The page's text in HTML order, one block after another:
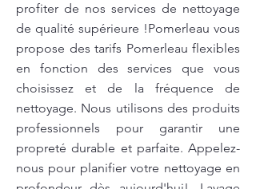
profiter de nos services de nettoyage
de qualité supérieure !Pomerleau vous
propose des tarifs Pomerleau flexibles
en fonction des services que vous
choisissez et de la fréquence de
nettoyage. Nous utilisons des produits
professionnels pour garantir une
propreté durable et parfaite. Appelez-
nous pour planifier votre nettoyage en